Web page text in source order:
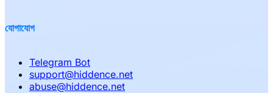
যোগাযোগ
Telegram Bot
support@hiddence.net
abuse@hiddence.net